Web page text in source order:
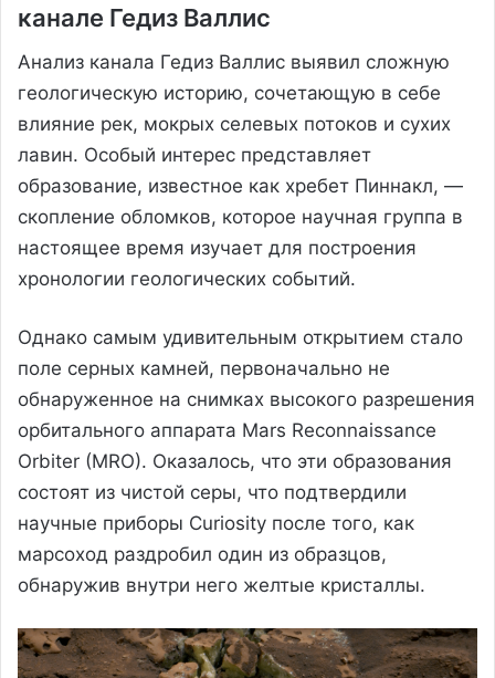
канале Гедиз Валлис
Анализ канала Гедиз Валлис выявил сложную
геологическую историю, сочетающую в себе
влияние рек, мокрых селевых потоков и сухих
лавин. Особый интерес представляет
образование, известное как хребет Пиннакл, —
скопление обломков, которое научная группа в
настоящее время изучает для построения
хронологии геологических событий.
Однако самым удивительным открытием стало
поле серных камней, первоначально не
обнаруженное на снимках высокого разрешения
орбитального аппарата Mars Reconnaissance
Orbiter (MRO). Оказалось, что эти образования
состоят из чистой серы, что подтвердили
научные приборы Curiosity после того, как
марсоход раздробил один из образцов,
обнаружив внутри него желтые кристаллы.